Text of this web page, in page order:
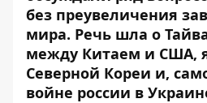
без преувеличения
мира. Речь шла о
между Китаем и США,
Северной Кореи и,
войне россии в